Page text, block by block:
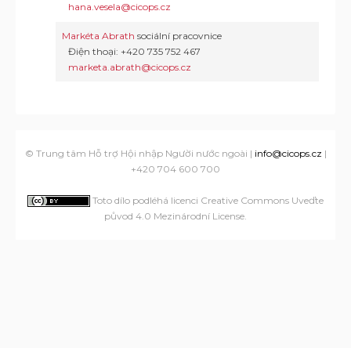
hana.vesela@cicops.cz
Markéta Abrath sociální pracovnice
Điện thoại: +420 735 752 467
marketa.abrath@cicops.cz
© Trung tâm Hỗ trợ Hội nhập Người nước ngoài | info@cicops.cz |
+420 704 600 700
Toto dílo podléhá licenci Creative Commons Uveďte
původ 4.0 Mezinárodní License.